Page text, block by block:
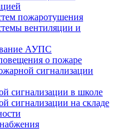
пожаротушения
вентиляции и
АУПС
о пожаре
сигнализации
сигнализации в школе
сигнализации на складе